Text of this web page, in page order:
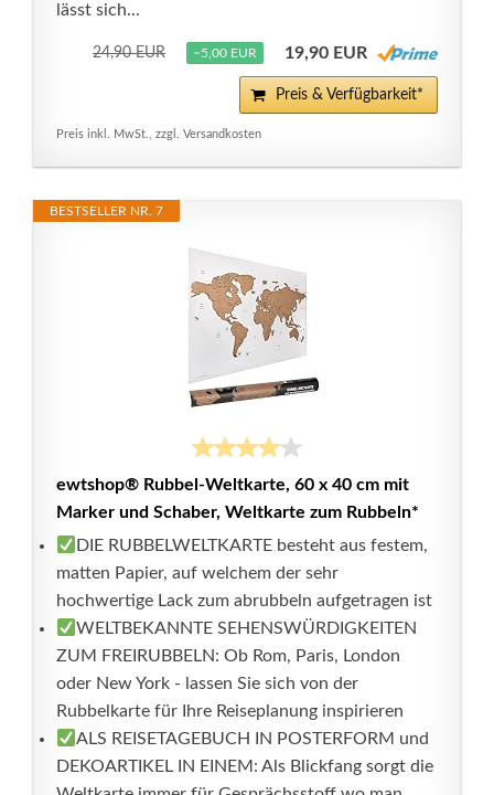
lässt sich...
24,90 EUR −5,00 EUR 19,90 EUR
Preis & Verfügbarkeit*
Preis inkl. MwSt., zzgl. Versandkosten
BESTSELLER NR. 7
ewtshop® Rubbel-Weltkarte, 60 x 40 cm mit
Marker und Schaber, Weltkarte zum Rubbeln*
DIE RUBBELWELTKARTE besteht aus festem,
matten Papier, auf welchem der sehr
hochwertige Lack zum abrubbeln aufgetragen ist
WELTBEKANNTE SEHENSWÜRDIGKEITEN
ZUM FREIRUBBELN: Ob Rom, Paris, London
oder New York - lassen Sie sich von der
Rubbelkarte für Ihre Reiseplanung inspirieren
ALS REISETAGEBUCH IN POSTERFORM und
DEKOARTIKEL IN EINEM: Als Blickfang sorgt die